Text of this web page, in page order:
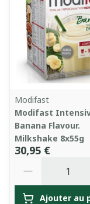
Modifast
Modifast
Banana Flavour.
Milkshake 8x55g
30,95 €
Ajouter au